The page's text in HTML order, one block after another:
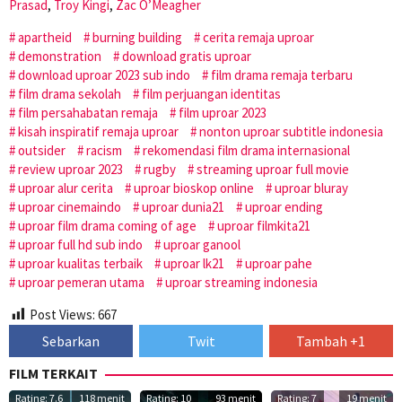
Prasad, Troy Kingi, Zac O’Meagher
apartheid
burning building
cerita remaja uproar
demonstration
download gratis uproar
download uproar 2023 sub indo
film drama remaja terbaru
film drama sekolah
film perjuangan identitas
film persahabatan remaja
film uproar 2023
kisah inspiratif remaja uproar
nonton uproar subtitle indonesia
outsider
racism
rekomendasi film drama internasional
review uproar 2023
rugby
streaming uproar full movie
uproar alur cerita
uproar bioskop online
uproar bluray
uproar cinemaindo
uproar dunia21
uproar ending
uproar film drama coming of age
uproar filmkita21
uproar full hd sub indo
uproar ganool
uproar kualitas terbaik
uproar lk21
uproar pahe
uproar pemeran utama
uproar streaming indonesia
Post Views: 667
Sebarkan Twit
Tambah +1
FILM TERKAIT
Rating: 7.6 118 menit Rating: 10 93 menit Rating: 7 19 menit